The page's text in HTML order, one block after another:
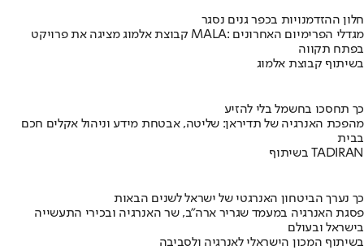
חלון ההזדמנויות בכפר גנים נסגר
קבוצת אלמוג מציגה את פרויקט MALA: מגדלי הפרימיום האחרונים
בפתח תקווה
בשיתוף קבוצת אלמוג
כך תחסכו בחשמל בלי להזיע
מהפכת האנרגיה של תדיראן: שליטה, אבטחת מידע וניהול אקלים חכם
בבית
בשיתוף TADIRAN
כך נערך הביטחון האנרגטי של ישראל לשנים הבאות
פסגת האנרגיה במעמד שגריר ארה"ב, שר האנרגיה ובכירי התעשייה
בישראל ובעולם
בשיתוף המכון הישראלי לאנרגיה ולסביבה